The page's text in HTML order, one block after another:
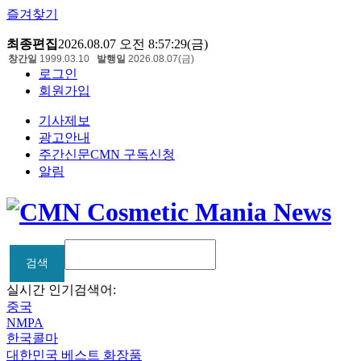
즐겨찾기
최종편집2026.08.07 오전 8:57:29(금)
로그인
회원가입
기사제보
광고안내
주간신문CMN 구독신청
알림
창간일 1999.03.10 발행일 2026.08.07(금)
검색
검색
실시간 인기검색어:
중국
NMPA
한국콜마
대한민국 베스트 화장품